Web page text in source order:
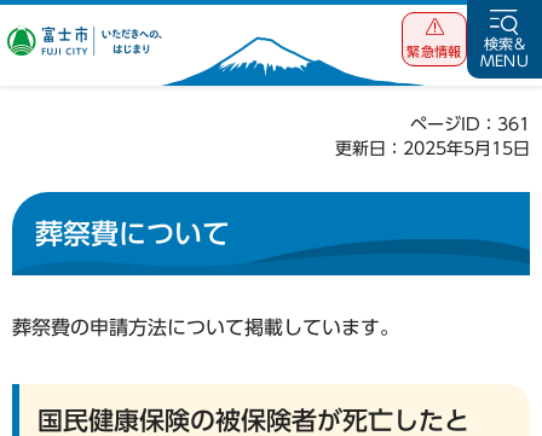
富士市 いただ
緊急情報
検索&
MENU
ページID：361
更新日：2025年5月15日
葬祭費について
葬祭費の申請方法について掲載しています。
国民健康保険の被保険者が死亡したと